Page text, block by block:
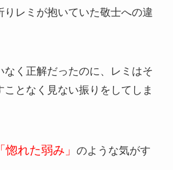
りレミが抱いていた敬士への違
なく正解だったのに、レミはそ
となく見ない振りをしてしま
「惚れた弱み」 のような気がす